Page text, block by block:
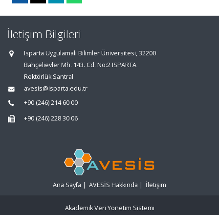
İletişim Bilgileri
Isparta Uygulamalı Bilimler Üniversitesi, 32200
Bahçelievler Mh. 143. Cd. No:2 ISPARTA
Rektörlük Santral
avesis@isparta.edu.tr
+90 (246) 214 60 00
+90 (246) 228 30 06
Ana Sayfa | AVESİS Hakkında | İletişim
Akademik Veri Yönetim Sistemi